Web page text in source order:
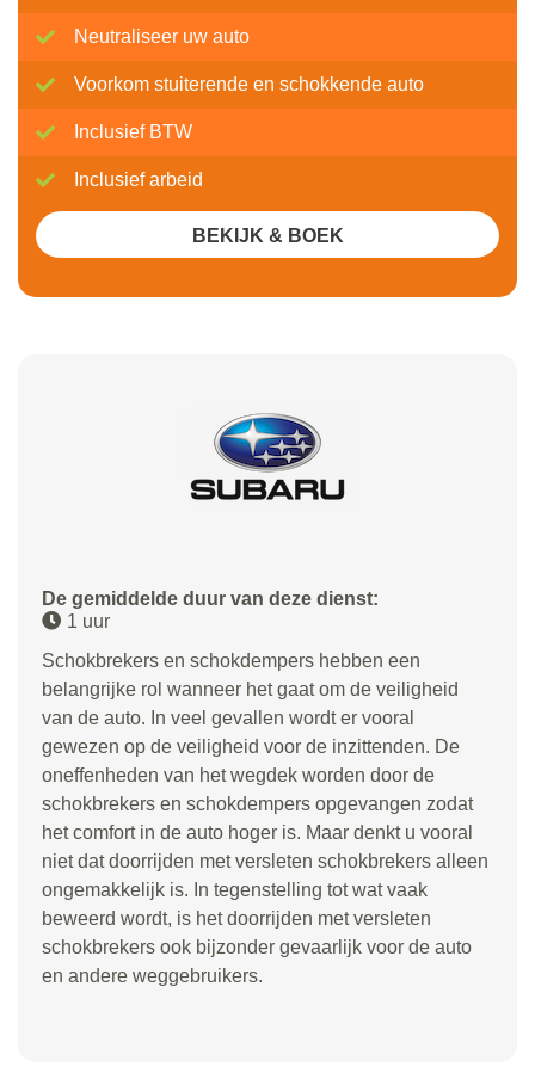
De gemiddelde duur van deze dienst:
1 uur
Schokbrekers en schokdempers hebben een
belangrijke rol wanneer het gaat om de veiligheid
van de auto. In veel gevallen wordt er vooral
gewezen op de veiligheid voor de inzittenden. De
oneffenheden van het wegdek worden door de
schokbrekers en schokdempers opgevangen zodat
het comfort in de auto hoger is. Maar denkt u vooral
niet dat doorrijden met versleten schokbrekers alleen
ongemakkelijk is. In tegenstelling tot wat vaak
beweerd wordt, is het doorrijden met versleten
schokbrekers ook bijzonder gevaarlijk voor de auto
en andere weggebruikers.
Neutraliseer uw auto
Voorkom stuiterende en schokkende auto
Inclusief BTW
Inclusief arbeid
BEKIJK & BOEK